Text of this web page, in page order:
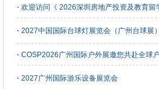
· 欢迎访问《 2026深圳房地产投资及教育留
· 2027中国国际台球灯展览会（广州台球展）
· COSP2026广州国际户外展邀您共赴全球
· 2027广州国际游乐设备展览会